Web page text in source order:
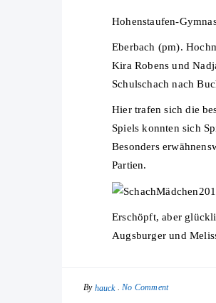
Hohenstaufen-
Eberbach (pm).
Kira Robens und
Schulschach nach
Hier trafen sich die
Spiels konnten sich
Besonders
Partien.
Erschöpft, aber
Augsburger und
By hauck No Comment